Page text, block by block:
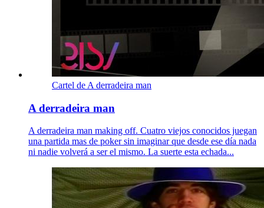
Cartel de A derradeira man
A derradeira man
A derradeira man making off. Cuatro viejos conocidos juegan
una partida mas de poker sin imaginar que desde ese día nada
ni nadie volverá a ser el mismo. La suerte esta echada...